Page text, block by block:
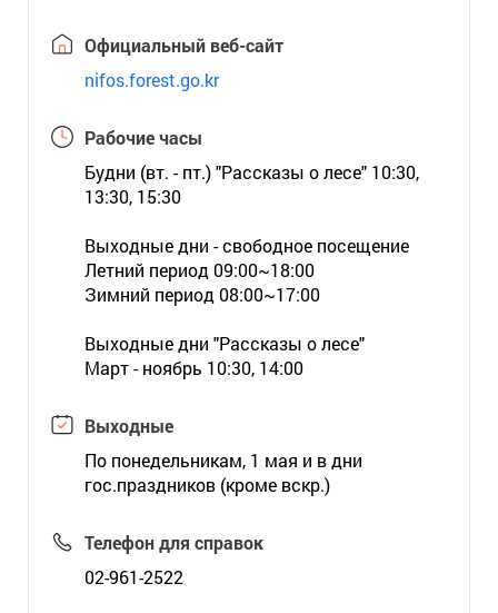
Официальный веб-сайт
nifos.forest.go.kr
Рабочие часы
Будни (вт. - пт.) "Рассказы о лесе" 10:30,
13:30, 15:30
Выходные дни - свободное посещение
Летний период 09:00~18:00
Зимний период 08:00~17:00
Выходные дни "Рассказы о лесе"
Март - ноябрь 10:30, 14:00
Выходные
По понедельникам, 1 мая и в дни
гос.праздников (кроме вскр.)
Телефон для справок
02-961-2522